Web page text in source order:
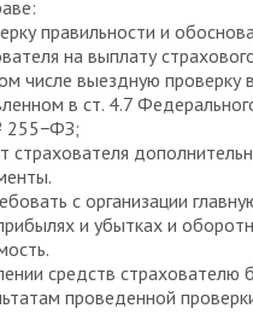
правильности и
на выплату
числе выездную проверку в
в ст. 4.7
255−ФЗ;
страхователя
с организации
и убытках и
средств страхователю
проведенной